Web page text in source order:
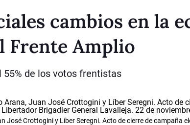
cambios en la
Frente Amplio
de los votos frentistas
José Crottogini y Líber Seregni. Acto de cierre de campaña